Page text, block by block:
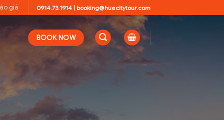
giá 0914.73.1914| booking@huecitytour.com
BOOK NOW